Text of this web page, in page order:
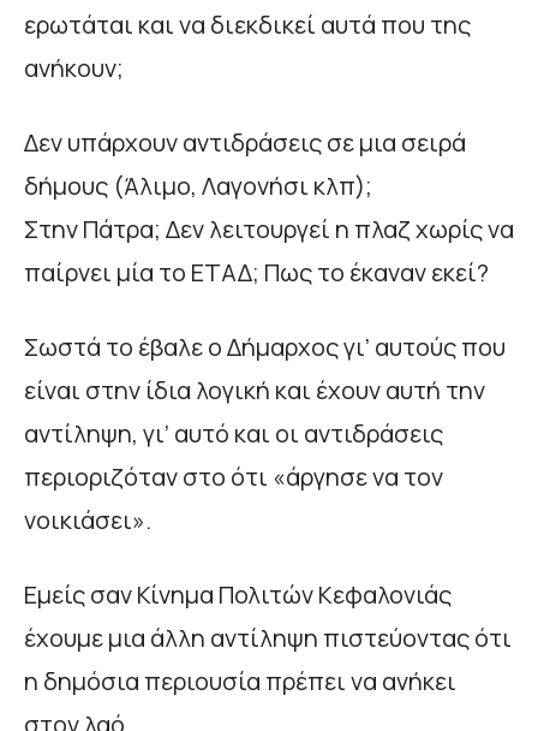
ερωτάται και να διεκδικεί αυτά που της
ανήκουν;
Δεν υπάρχουν αντιδράσεις σε μια σειρά
δήμους (Άλιμο, Λαγονήσι κλπ);
Στην Πάτρα; Δεν λειτουργεί η πλαζ χωρίς να
παίρνει μία το ΕΤΑΔ; Πως το έκαναν εκεί?
Σωστά το έβαλε ο Δήμαρχος γι’ αυτούς που
είναι στην ίδια λογική και έχουν αυτή την
αντίληψη, γι’ αυτό και οι αντιδράσεις
περιοριζόταν στο ότι «άργησε να τον
νοικιάσει».
Εμείς σαν Κίνημα Πολιτών Κεφαλονιάς
έχουμε μια άλλη αντίληψη πιστεύοντας ότι
η δημόσια περιουσία πρέπει να ανήκει